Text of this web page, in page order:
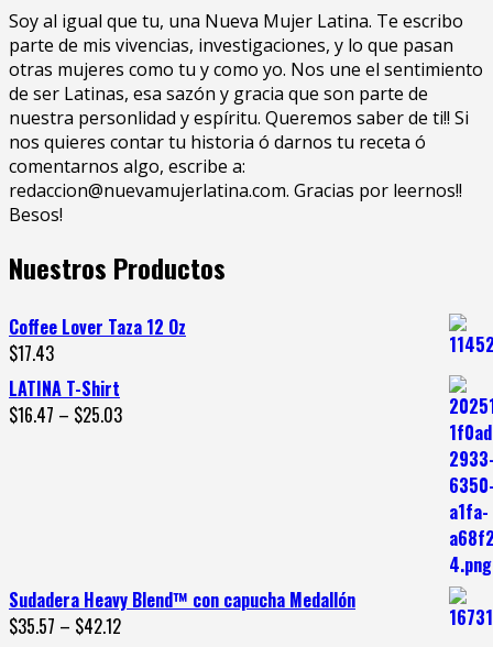
Soy al igual que tu, una Nueva Mujer Latina. Te escribo
parte de mis vivencias, investigaciones, y lo que pasan
otras mujeres como tu y como yo. Nos une el sentimiento
de ser Latinas, esa sazón y gracia que son parte de
nuestra personlidad y espíritu. Queremos saber de ti!! Si
nos quieres contar tu historia ó darnos tu receta ó
comentarnos algo, escribe a:
redaccion@nuevamujerlatina.com. Gracias por leernos!!
Besos!
Nuestros Productos
Coffee Lover Taza 12 Oz
$17.43
LATINA T-Shirt
$16.47 – $25.03
Sudadera Heavy Blend™ con capucha Medallón
$35.57 – $42.12